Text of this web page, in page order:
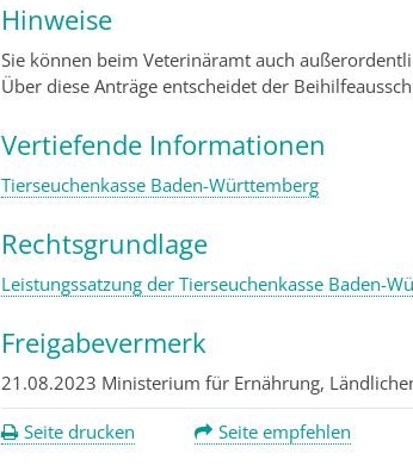
Hinweise
Sie können beim Veterinäramt auch
Über diese Anträge entscheidet der
Vertiefende Informationen
Tierseuchenkasse Baden-Württemberg
Rechtsgrundlage
Leistungssatzung der Tierseuchenkasse Baden-
Freigabevermerk
21.08.2023 Ministerium für Ernährung,
Seite drucken Seite empfehlen